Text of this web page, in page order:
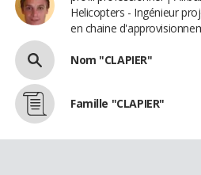
Helicopters - Ingénieur
en chaine
Nom "CLAPIER"
Famille "CLAPIER"